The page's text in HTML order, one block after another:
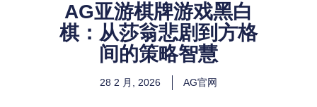
AG亚游棋牌游戏黑白
棋：从莎翁悲剧到方格
间的策略智慧
28 2 月, 2026 AG官网